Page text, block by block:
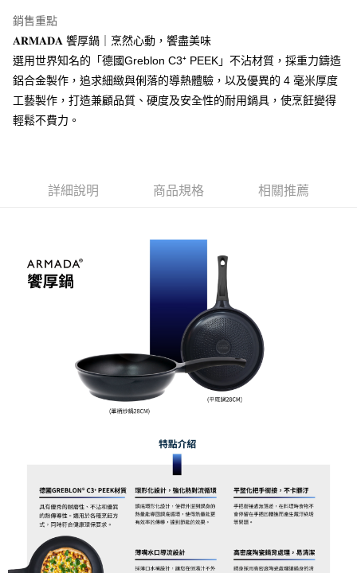
台新國際商業銀行
台灣樂天信用卡公司
全盈+PAY
AFTEE先享後付
相關說明
【關於「AFTEE先享後付」】
便利好安心！
【「AFTEE先享後付」結帳流程】
２．訂單成立數日內，您將收到繳費通知簡訊。
３．收到繳費通知簡訊後14天內，點擊此簡訊中的連結，可透過四大超商／
ATM／網路銀行／等多元方式進行付款，方視為交易完成。
※ 請注意：結帳手續完成當下不需立刻繳費，但若您需要取消訂單，請聯絡
購買商品的店家。未經商家同意取消之訂單仍視為有效，需透過AFTEE先享
※ 交易是否成功請以「AFTEE先享後付 」之結帳頁面顯示為準，若有關於
是否繳費成功／繳費後需取消欲退款等相關疑問，請聯繫「AFTEE先享後付
https://netprotections.freshdesk.com/support/home
１．透過由恩沛科技股份有限公司提供之「AFTEE先享後付」服務完成之交
易，需依本服務之必要範圍內提供個人資料，並將交易相關給付款項請求債
２．關於個人資料處理事宜，請瀏覽以下網址：
３．未成年的使用者請事先徵得法定代理人或監護人之同意方可使用
４．使用「AFTEE先享後付」時，將依據個別帳號之用戶狀況，依本公司即
時審查核予不同之上限額度；若仍有額度不足之情形，本公司將視審查結果
請求用戶進行身份認證。
５．嚴禁一人註冊多個帳號或使用他人資訊註冊。若發現惡意使用之情形，
恩沛科技股份有限公司將有權停止該用戶之使用額度並採取法律行動。
ATM付款
每筆NT$150，滿NT$4,000(含以上)免運費
銷售重點
𝐀𝐑𝐌𝐀𝐃𝐀 饗厚鍋｜烹然心動，饗盡美味
選用世界知名的「德國Greblon C3⁺ PEEK」不沾材質，採重力鑄造
鋁合金製作，追求細緻與俐落的導熱體驗，以及優異的 4 毫米厚度
工藝製作，打造兼顧品質、硬度及安全性的耐用鍋具，使烹飪變得
輕鬆不費力。
詳細說明 商品規格 相關推薦